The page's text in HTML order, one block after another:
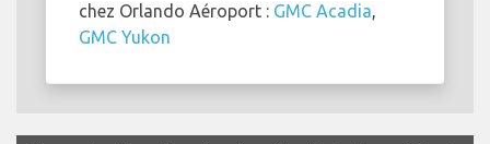
chez Orlando Aéroport : GMC Acadia,
GMC Yukon